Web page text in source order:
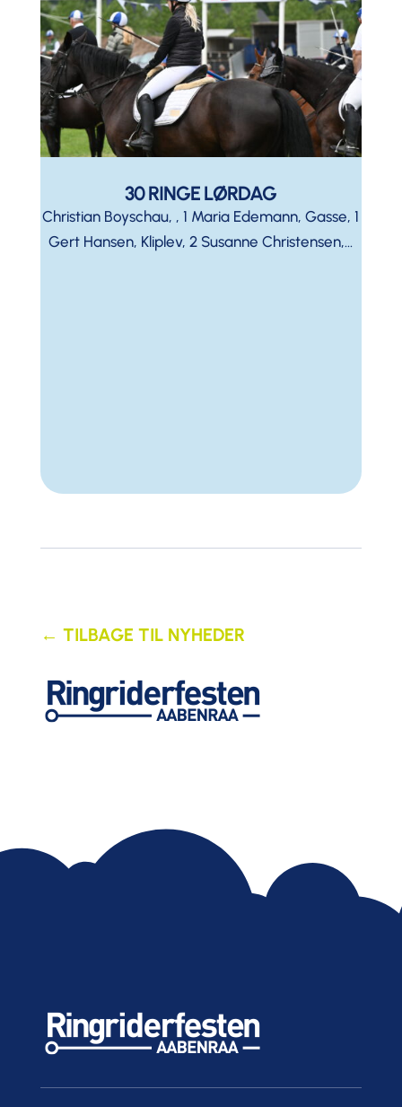
30 RINGE LØRDAG
Christian Boyschau, , 1 Maria Edemann, Gasse, 1
Gert Hansen, Kliplev, 2 Susanne Christensen,...
← TILBAGE TIL NYHEDER